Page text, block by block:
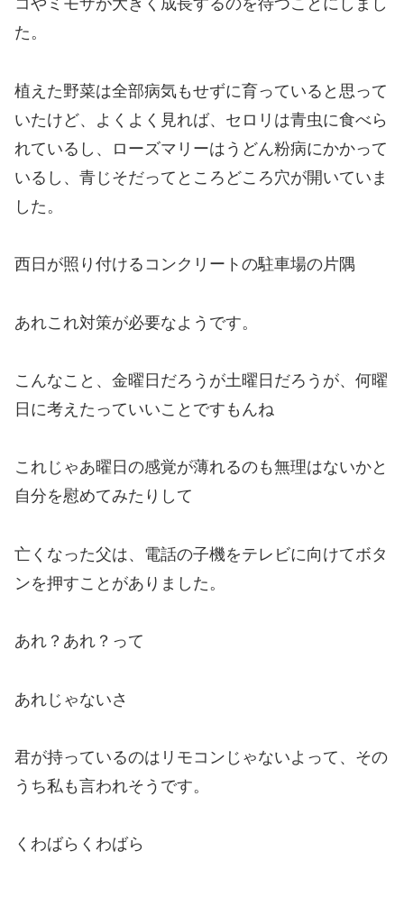
コやミモザが大きく成長するのを待つことにしまし
た。
植えた野菜は全部病気もせずに育っていると思って
いたけど、よくよく見れば、セロリは青虫に食べら
れているし、ローズマリーはうどん粉病にかかって
いるし、青じそだってところどころ穴が開いていま
した。
西日が照り付けるコンクリートの駐車場の片隅
あれこれ対策が必要なようです。
こんなこと、金曜日だろうが土曜日だろうが、何曜
日に考えたっていいことですもんね
これじゃあ曜日の感覚が薄れるのも無理はないかと
自分を慰めてみたりして
亡くなった父は、電話の子機をテレビに向けてボタ
ンを押すことがありました。
あれ？あれ？って
あれじゃないさ
君が持っているのはリモコンじゃないよって、その
うち私も言われそうです。
くわばらくわばら